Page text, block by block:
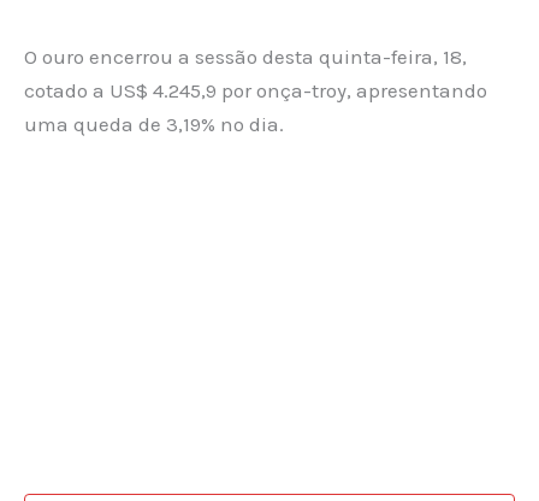
O ouro encerrou a sessão desta quinta-feira, 18,
cotado a US$ 4.245,9 por onça-troy, apresentando
uma queda de 3,19% no dia.